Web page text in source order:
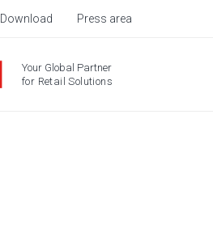
Download Press area
Your Global Partner
for Retail Solutions